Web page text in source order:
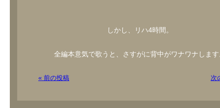
しかし、リハ4時間。
全編本意気で歌うと、さすがに背中がワナワナしま
« 前の投稿 次